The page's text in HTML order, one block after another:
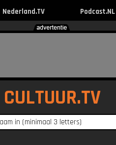
Nederland.TV Podcast.NL
CULTUUR.TV